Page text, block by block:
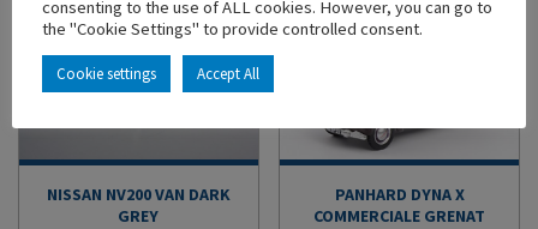
NISSAN NV200 VAN DARK
GREY
PANHARD DYNA X
COMMERCIALE GRENAT
consenting to the use of ALL cookies. However, you can go to
the "Cookie Settings" to provide controlled consent.
Cookie settings Accept All